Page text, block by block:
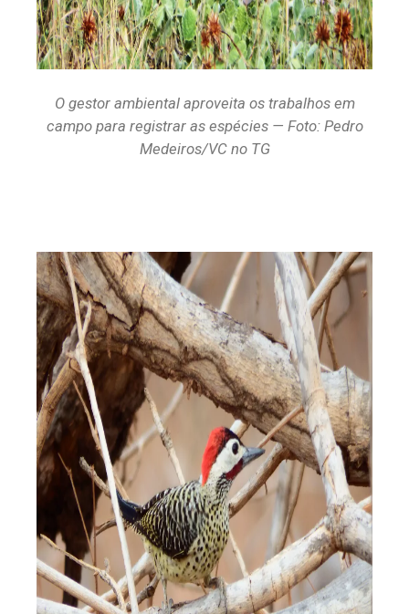
O gestor ambiental aproveita os trabalhos em
campo para registrar as espécies — Foto: Pedro
Medeiros/VC no TG